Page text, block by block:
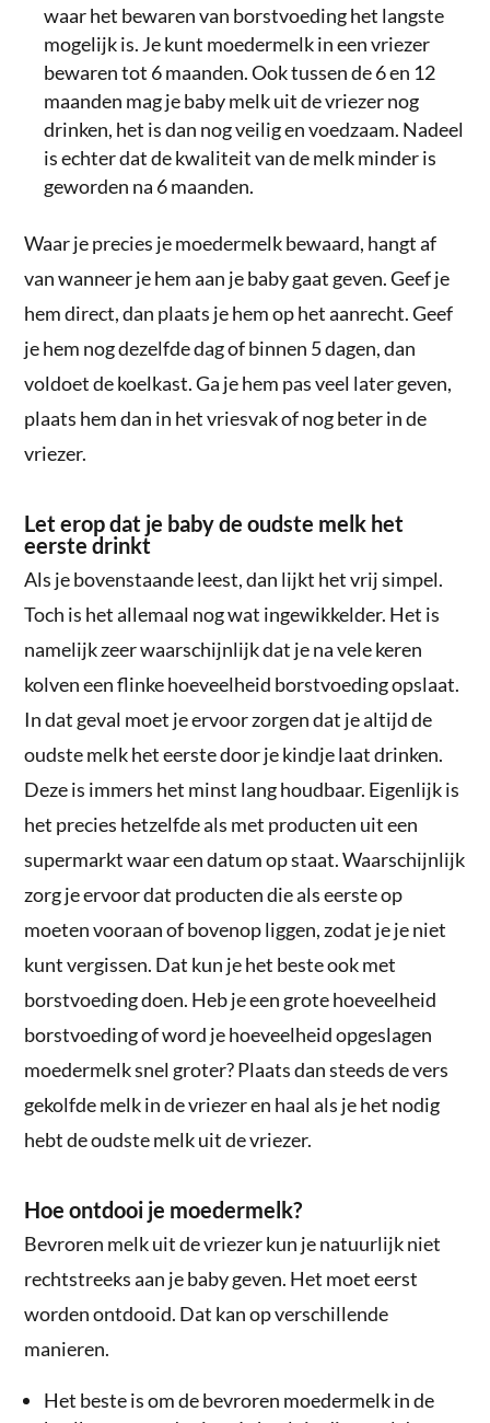
waar het bewaren van borstvoeding het langste
mogelijk is. Je kunt moedermelk in een vriezer
bewaren tot 6 maanden. Ook tussen de 6 en 12
maanden mag je baby melk uit de vriezer nog
drinken, het is dan nog veilig en voedzaam. Nadeel
is echter dat de kwaliteit van de melk minder is
geworden na 6 maanden.
Waar je precies je moedermelk bewaard, hangt af
van wanneer je hem aan je baby gaat geven. Geef je
hem direct, dan plaats je hem op het aanrecht. Geef
je hem nog dezelfde dag of binnen 5 dagen, dan
voldoet de koelkast. Ga je hem pas veel later geven,
plaats hem dan in het vriesvak of nog beter in de
vriezer.
Let erop dat je baby de oudste melk het
eerste drinkt
Als je bovenstaande leest, dan lijkt het vrij simpel.
Toch is het allemaal nog wat ingewikkelder. Het is
namelijk zeer waarschijnlijk dat je na vele keren
kolven een flinke hoeveelheid borstvoeding opslaat.
In dat geval moet je ervoor zorgen dat je altijd de
oudste melk het eerste door je kindje laat drinken.
Deze is immers het minst lang houdbaar. Eigenlijk is
het precies hetzelfde als met producten uit een
supermarkt waar een datum op staat. Waarschijnlijk
zorg je ervoor dat producten die als eerste op
moeten vooraan of bovenop liggen, zodat je je niet
kunt vergissen. Dat kun je het beste ook met
borstvoeding doen. Heb je een grote hoeveelheid
borstvoeding of word je hoeveelheid opgeslagen
moedermelk snel groter? Plaats dan steeds de vers
gekolfde melk in de vriezer en haal als je het nodig
hebt de oudste melk uit de vriezer.
Hoe ontdooi je moedermelk?
Bevroren melk uit de vriezer kun je natuurlijk niet
rechtstreeks aan je baby geven. Het moet eerst
worden ontdooid. Dat kan op verschillende
manieren.
Het beste is om de bevroren moedermelk in de